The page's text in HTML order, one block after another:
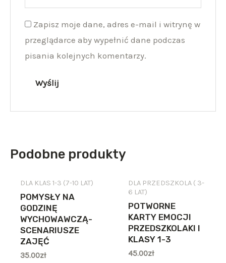
Zapisz moje dane, adres e-mail i witrynę w
przeglądarce aby wypełnić dane podczas
pisania kolejnych komentarzy.
Podobne produkty
DLA KLAS 1-3 (7-10 LAT)
POMYSŁY NA
GODZINĘ
WYCHOWAWCZĄ-
SCENARIUSZE
ZAJĘĆ
35.00zł
DLA PRZEDSZKOLA ( 3-
6 LAT)
POTWORNE
KARTY EMOCJI
PRZEDSZKOLAKI I
KLASY 1-3
45.00zł